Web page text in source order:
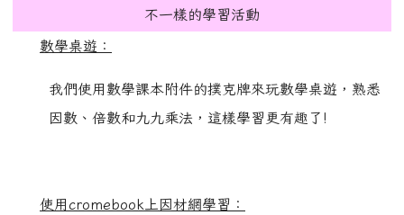
不一樣的學習活動
數學桌遊：
我們使用數學課本附件的撲克牌來玩數學桌遊，熟悉
因數、倍數和九九乘法，這樣學習更有趣了!
使用 cromebook 上因材網學習：